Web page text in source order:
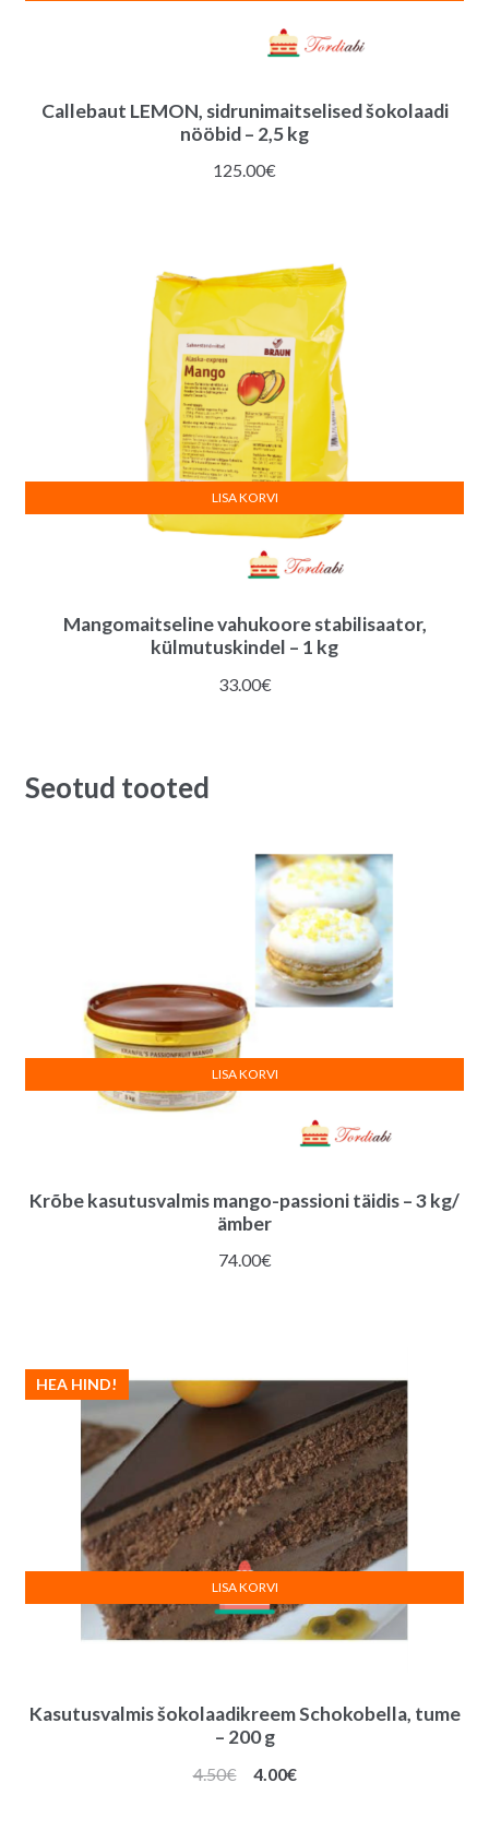
Callebaut LEMON, sidrunimaitselised šokolaadi
nööbid – 2,5 kg
125.00€
Mangomaitseline vahukoore stabilisaator,
külmutuskindel – 1 kg
33.00€
LISA KORVI
Seotud tooted
Krõbe kasutusvalmis mango-passioni täidis – 3 kg/
ämber
74.00€
LISA KORVI
Kasutusvalmis šokolaadikreem Schokobella, tume
– 200 g
HEA HIND!
4.50€
Algne
4.00€Praegune
LISA KORVI